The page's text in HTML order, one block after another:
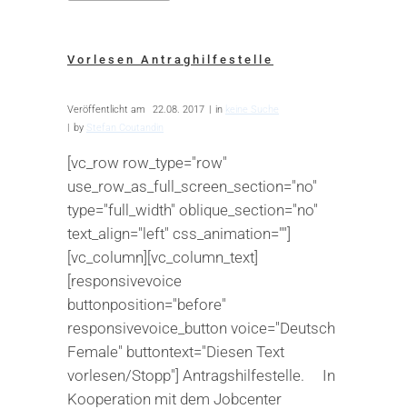
Vorlesen Antraghilfestelle
Veröffentlicht am 22.08. 2017 in keine Suche
by
Stefan Coutandin
[vc_row row_type="row"
use_row_as_full_screen_section="no"
type="full_width" oblique_section="no"
text_align="left" css_animation=""]
[vc_column][vc_column_text]
[responsivevoice
buttonposition="before"
responsivevoice_button voice="Deutsch
Female" buttontext="Diesen Text
vorlesen/Stopp"] Antragshilfestelle. In
Kooperation mit dem Jobcenter